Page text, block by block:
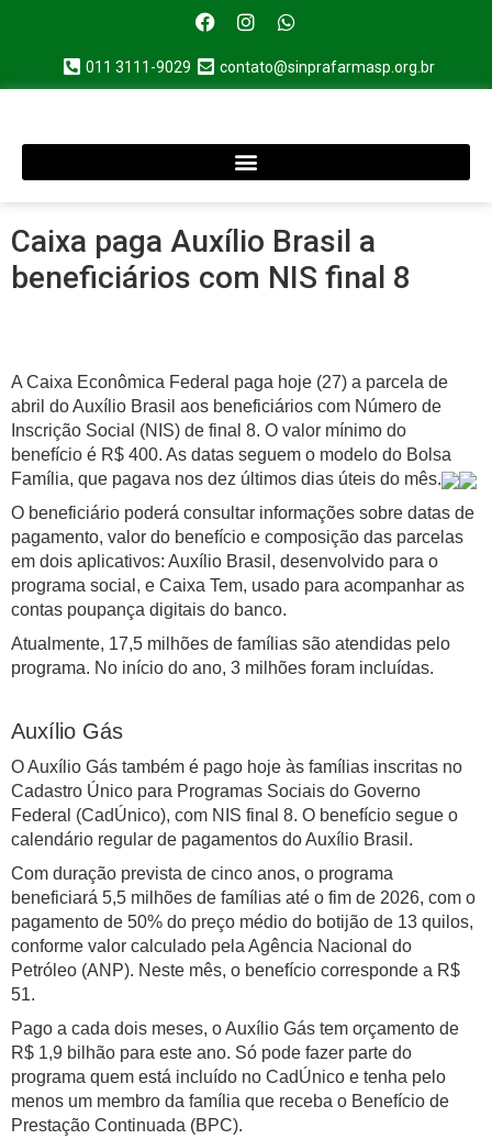
011 3111-9029 contato@sinprafarmasp.org.br
Caixa paga Auxílio Brasil a
beneficiários com NIS final 8
A Caixa Econômica Federal paga hoje (27) a parcela de
abril do Auxílio Brasil aos beneficiários com Número de
Inscrição Social (NIS) de final 8. O valor mínimo do
benefício é R$ 400. As datas seguem o modelo do Bolsa
Família, que pagava nos dez últimos dias úteis do mês.
O beneficiário poderá consultar informações sobre datas de
pagamento, valor do benefício e composição das parcelas
em dois aplicativos: Auxílio Brasil, desenvolvido para o
programa social, e Caixa Tem, usado para acompanhar as
contas poupança digitais do banco.
Atualmente, 17,5 milhões de famílias são atendidas pelo
programa. No início do ano, 3 milhões foram incluídas.
Auxílio Gás
O Auxílio Gás também é pago hoje às famílias inscritas no
Cadastro Único para Programas Sociais do Governo
Federal (CadÚnico), com NIS final 8. O benefício segue o
calendário regular de pagamentos do Auxílio Brasil.
Com duração prevista de cinco anos, o programa
beneficiará 5,5 milhões de famílias até o fim de 2026, com o
pagamento de 50% do preço médio do botijão de 13 quilos,
conforme valor calculado pela Agência Nacional do
Petróleo (ANP). Neste mês, o benefício corresponde a R$
51.
Pago a cada dois meses, o Auxílio Gás tem orçamento de
R$ 1,9 bilhão para este ano. Só pode fazer parte do
programa quem está incluído no CadÚnico e tenha pelo
menos um membro da família que receba o Benefício de
Prestação Continuada (BPC).